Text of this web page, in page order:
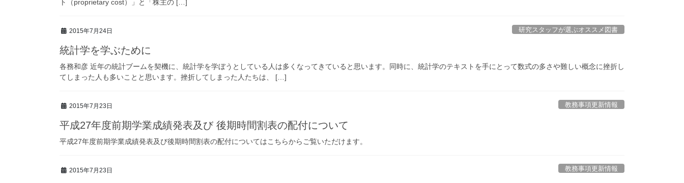
ト（proprietary cost）」と「株主の […]
2015年7月24日 研究スタッフが選ぶオススメ図書
統計学を学ぶために
各務和彦 近年の統計ブームを契機に、統計学を学ぼうとしている人は多くなってきていると思います。同時に、統計学のテキストを手にとって数式の多さや難しい概念に挫折し
てしまった人も多いことと思います。挫折してしまった人たちは、 […]
2015年7月23日 教務事項更新情報
平成27年度前期学業成績発表及び 後期時間割表の配付について
平成27年度前期学業成績発表及び後期時間割表の配付についてはこちらからご覧いただけます。
2015年7月23日 教務事項更新情報